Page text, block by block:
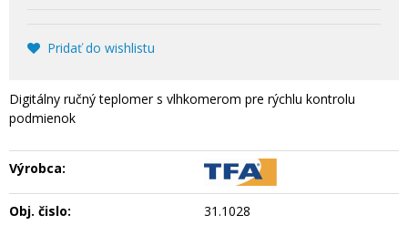
Pridať do wishlistu
Digitálny ručný teplomer s vlhkomerom pre rýchlu kontrolu
podmienok
Výrobca:
Obj. čislo:
31.1028